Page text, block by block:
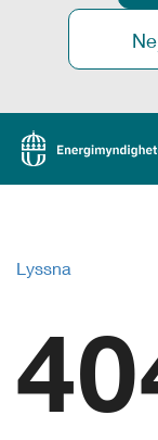
Lyssna